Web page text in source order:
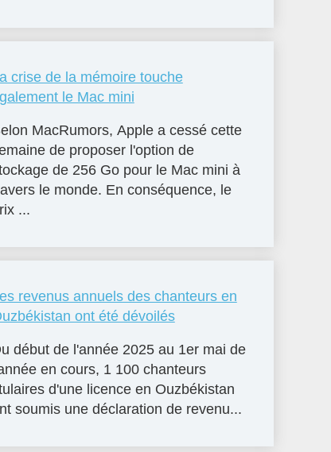
crise de la mémoire touche
le Mac mini
MacRumors, Apple a cessé cette
de proposer l'option de
de 256 Go pour le Mac mini à
le monde. En conséquence, le
...
revenus annuels des chanteurs en
ont été dévoilés
début de l'année 2025 au 1er mai de
en cours, 1 100 chanteurs
d'une licence en Ouzbékistan
soumis une déclaration de revenu...